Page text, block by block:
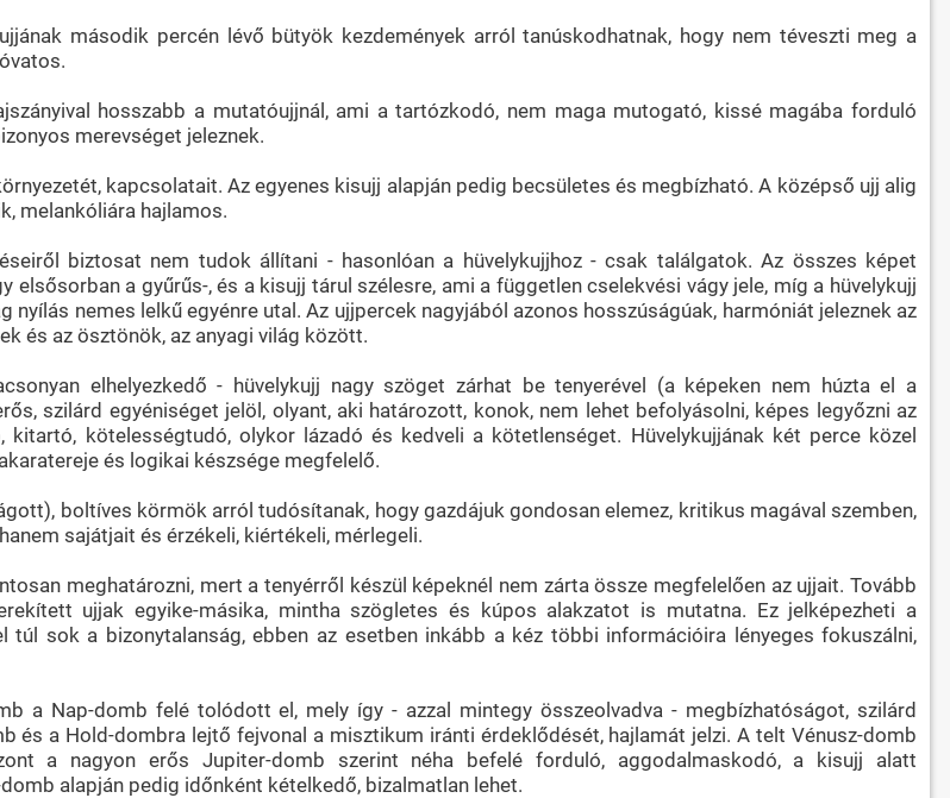
második percén lévő bütyök kezdemények arról tanúskodhatnak, hogy nem téveszti meg a
hosszabb a mutatóujjnál, ami a tartózkodó, nem maga mutogató, kissé magába forduló
merevséget jeleznek.
kapcsolatait. Az egyenes kisujj alapján pedig becsületes és megbízható. A középső ujj alig
melankóliára hajlamos.
biztosat nem tudok állítani - hasonlóan a hüvelykujjhoz - csak találgatok. Az összes képet
elsősorban a gyűrűs-, és a kisujj tárul szélesre, ami a független cselekvési vágy jele, míg a hüvelykujj
nemes lelkű egyénre utal. Az ujjpercek nagyjából azonos hosszúságúak, harmóniát jeleznek az
és az ösztönök, az anyagi világ között.
elhelyezkedő - hüvelykujj nagy szöget zárhat be tenyerével (a képeken nem húzta el a
szilárd egyéniséget jelöl, olyant, aki határozott, konok, nem lehet befolyásolni, képes legyőzni az
kitartó, kötelességtudó, olykor lázadó és kedveli a kötetlenséget. Hüvelykujjának két perce közel
és logikai készsége megfelelő.
boltíves körmök arról tudósítanak, hogy gazdájuk gondosan elemez, kritikus magával szemben,
sajátjait és érzékeli, kiértékeli, mérlegeli.
meghatározni, mert a tenyérről készül képeknél nem zárta össze megfelelően az ujjait. Tovább
ujjak egyike-másika, mintha szögletes és kúpos alakzatot is mutatna. Ez jelképezheti a
túl sok a bizonytalanság, ebben az esetben inkább a kéz többi információira lényeges fokuszálni,
a Nap-domb felé tolódott el, mely így - azzal mintegy összeolvadva - megbízhatóságot, szilárd
és a Hold-dombra lejtő fejvonal a misztikum iránti érdeklődését, hajlamát jelzi. A telt Vénusz-domb
a nagyon erős Jupiter-domb szerint néha befelé forduló, aggodalmaskodó, a kisujj alatt
alapján pedig időnként kételkedő, bizalmatlan lehet.